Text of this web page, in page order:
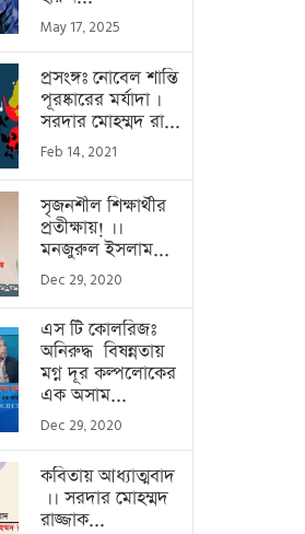
May 17, 2025
প্রসংঙ্গঃ নোবেল শান্তি
পূরষ্কারের মর্যাদা ।
সরদার মোহম্মদ রা...
Feb 14, 2021
সৃজনশীল শিক্ষার্থীর
প্রতীক্ষায়! ।।
মনজুরুল ইসলাম...
Dec 29, 2020
এস টি কোলরিজঃ
অনিরুদ্ধ বিষন্নতায়
মগ্ন দূর কল্পলোকের
এক অসাম...
Dec 29, 2020
কবিতায় আধ্যাত্মবাদ
।। সরদার মোহম্মদ
রাজ্জাক...